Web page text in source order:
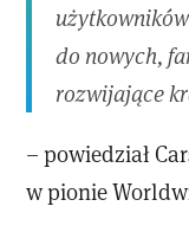
do nowych,
rozwijające
– powiedział
w pionie